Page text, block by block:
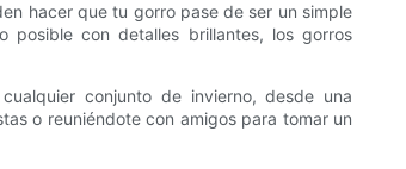
hacer que tu gorro pase de ser un simple
con detalles brillantes, los gorros
conjunto de invierno, desde una
o reuniéndote con amigos para tomar un